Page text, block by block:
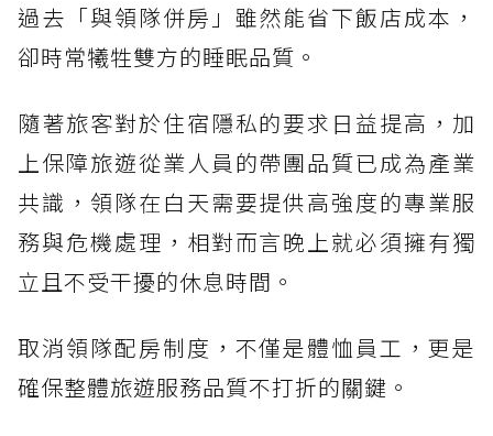
過去「與領隊併房」雖然能省下飯店成本，
卻時常犧牲雙方的睡眠品質。
隨著旅客對於住宿隱私的要求日益提高，加
上保障旅遊從業人員的帶團品質已成為產業
共識，領隊在白天需要提供高強度的專業服
務與危機處理，相對而言晚上就必須擁有獨
立且不受干擾的休息時間。
取消領隊配房制度，不僅是體恤員工，更是
確保整體旅遊服務品質不打折的關鍵。